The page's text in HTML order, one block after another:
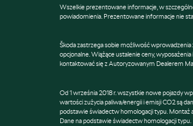
Wszelkie prezentowane informacje, w
powiadomienia. Prezentowane informacje nie
Škoda zastrzega sobie możliwość
opcjonalne. Wiążące ustalenie ceny,
kontaktować się z Autoryzowanym Dealerem
Od 1 września 2018 r. wszystkie nowe pojazdy
wartości zużycia paliwa/energii i emisji CO2 są
podstawie świadectw homologacji typu. Montaż
Dane na podstawie świadectw homologacji typu.